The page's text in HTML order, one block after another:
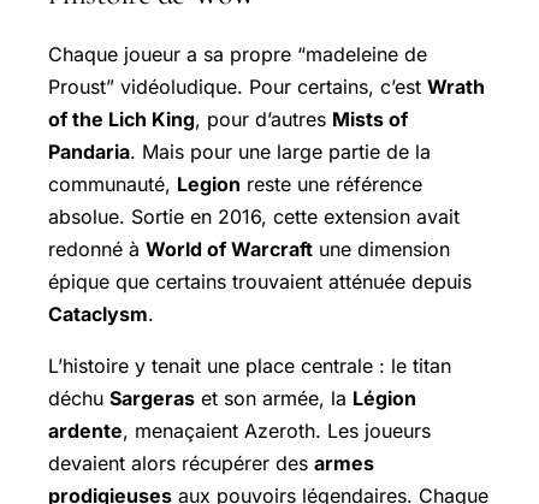
Chaque joueur a sa propre “madeleine de
Proust” vidéoludique. Pour certains, c’est Wrath
of the Lich King, pour d’autres Mists of
Pandaria. Mais pour une large partie de la
communauté, Legion reste une référence
absolue. Sortie en 2016, cette extension avait
redonné à World of Warcraft une dimension
épique que certains trouvaient atténuée depuis
Cataclysm.
L’histoire y tenait une place centrale : le titan
déchu Sargeras et son armée, la Légion
ardente, menaçaient Azeroth. Les joueurs
devaient alors récupérer des armes
prodigieuses aux pouvoirs légendaires. Chaque